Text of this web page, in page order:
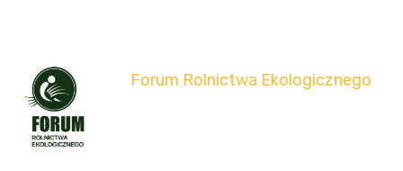
Forum Rolnictwa Ekologicznego